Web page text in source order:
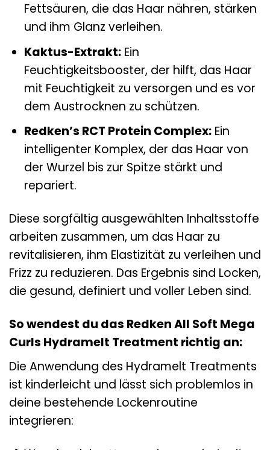
Fettsäuren, die das Haar nähren, stärken
und ihm Glanz verleihen.
Kaktus-Extrakt:Ein
Feuchtigkeitsbooster, der hilft, das Haar
mit Feuchtigkeit zu versorgen und es vor
dem Austrocknen zu schützen.
Redken’s RCT Protein Complex:Ein
intelligenter Komplex, der das Haar von
der Wurzel bis zur Spitze stärkt und
repariert.
Diese sorgfältig ausgewählten Inhaltsstoffe
arbeiten zusammen, um das Haar zu
revitalisieren, ihm Elastizität zu verleihen und
Frizz zu reduzieren. Das Ergebnis sind Locken,
die gesund, definiert und voller Leben sind.
So wendest du das Redken All Soft Mega
Curls Hydramelt Treatment richtig an:
Die Anwendung des Hydramelt Treatments
ist kinderleicht und lässt sich problemlos in
deine bestehende Lockenroutine
integrieren: